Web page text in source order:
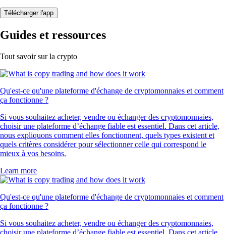
Télécharger l'app
Guides et ressources
Tout savoir sur la crypto
Qu'est-ce qu'une plateforme d'échange de cryptomonnaies et comment
ça fonctionne ?
Si vous souhaitez acheter, vendre ou échanger des cryptomonnaies,
choisir une plateforme d’échange fiable est essentiel. Dans cet article,
nous expliquons comment elles fonctionnent, quels types existent et
quels critères considérer pour sélectionner celle qui correspond le
mieux à vos besoins.
Learn more
Qu'est-ce qu'une plateforme d'échange de cryptomonnaies et comment
ça fonctionne ?
Si vous souhaitez acheter, vendre ou échanger des cryptomonnaies,
choisir une plateforme d’échange fiable est essentiel. Dans cet article,